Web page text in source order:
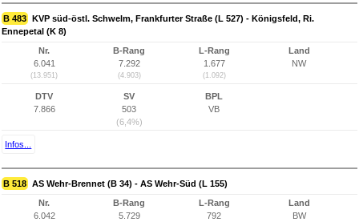
B 483 KVP süd-östl. Schwelm, Frankfurter Straße (L 527) - Königsfeld, Ri.
Ennepetal (K 8)
Nr.
6.041
(13.951)
B-Rang
7.292
(4.903)
L-Rang
1.677
(1.092)
Land
NW
DTV
7.866
SV
503
(6,4%)
BPL
VB
Infos...
B 518 AS Wehr-Brennet (B 34) - AS Wehr-Süd (L 155)
Nr.
6.042
B-Rang
5.729
L-Rang
792
Land
BW